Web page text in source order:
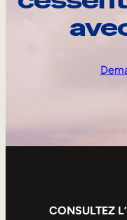
CONSULTEZ